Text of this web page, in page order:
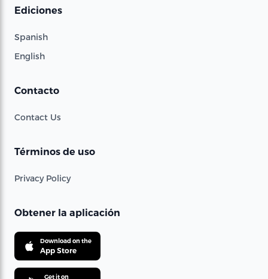
Ediciones
Spanish
English
Contacto
Contact Us
Términos de uso
Privacy Policy
Obtener la aplicación
Download on the
App Store
Get it on